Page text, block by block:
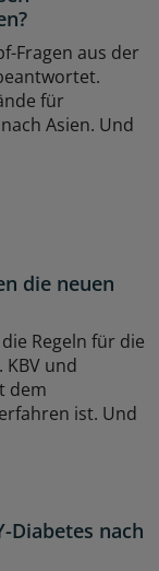
Fragen aus der
für
Asien. Und
die neuen
Regeln für die
und
dem
ist. Und
Diabetes nach